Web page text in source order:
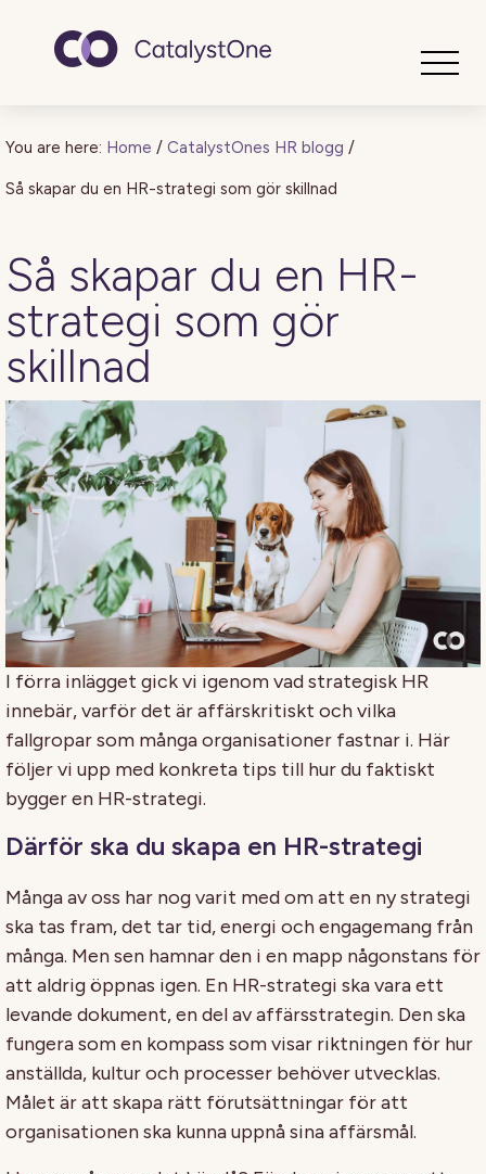
You are here: Home / CatalystOnes HR blogg /
Så skapar du en HR-strategi som gör skillnad
Så skapar du en HR-
strategi som gör
skillnad
I förra inlägget gick vi igenom vad strategisk HR
innebär, varför det är affärskritiskt och vilka
fallgropar som många organisationer fastnar i. Här
följer vi upp med konkreta tips till hur du faktiskt
bygger en HR-strategi.
Därför ska du skapa en HR-strategi
Många av oss har nog varit med om att en ny strategi
ska tas fram, det tar tid, energi och engagemang från
många. Men sen hamnar den i en mapp någonstans för
att aldrig öppnas igen. En HR-strategi ska vara ett
levande dokument, en del av affärsstrategin. Den ska
fungera som en kompass som visar riktningen för hur
anställda, kultur och processer behöver utvecklas.
Målet är att skapa rätt förutsättningar för att
organisationen ska kunna uppnå sina affärsmål.